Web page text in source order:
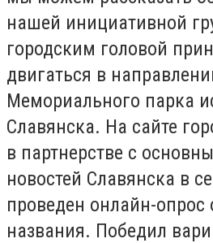
нашей инициативной
городским головой
двигаться в
Мемориального парка
Славянска. На сайте
в партнерстве с
новостей Славянска в
проведен онлайн-опрос
названия. Победил